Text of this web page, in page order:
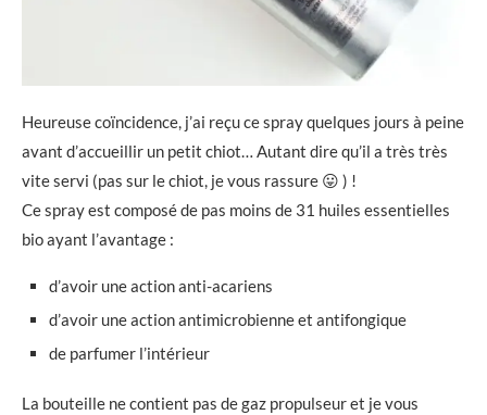
Heureuse coïncidence, j’ai reçu ce spray quelques jours à peine
avant d’accueillir un petit chiot… Autant dire qu’il a très très
vite servi (pas sur le chiot, je vous rassure 😛 ) !
Ce spray est composé de pas moins de 31 huiles essentielles
bio ayant l’avantage :
d’avoir une action anti-acariens
d’avoir une action antimicrobienne et antifongique
de parfumer l’intérieur
La bouteille ne contient pas de gaz propulseur et je vous